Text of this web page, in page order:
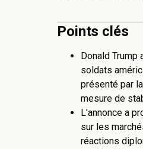
Points clés
Donald
soldats
présenté par
mesure de
L'annonce a
sur les
réactions